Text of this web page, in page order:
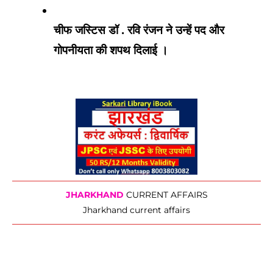
चीफ जस्टिस डॉ . रवि रंजन ने उन्हें पद और
गोपनीयता की शपथ दिलाई ।
JHARKHAND CURRENT AFFAIRS
Jharkhand current affairs